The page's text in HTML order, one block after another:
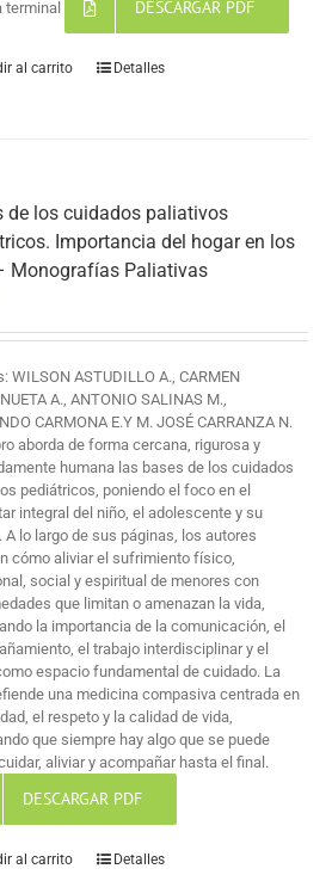
terminal DESCARGAR PDF
al carrito Detalles
de los cuidados paliativos
Importancia del hogar en los
Monografías Paliativas
WILSON ASTUDILLO A., CARMEN
A., ANTONIO SALINAS M.,
CARMONA E.Y M. JOSÉ CARRANZA N.
aborda de forma cercana, rigurosa y
humana las bases de los cuidados
pediátricos, poniendo el foco en el
integral del niño, el adolescente y su
A lo largo de sus páginas, los autores
cómo aliviar el sufrimiento físico,
social y espiritual de menores con
que limitan o amenazan la vida,
la importancia de la comunicación, el
el trabajo interdisciplinar y el
espacio fundamental de cuidado. La
una medicina compasiva centrada en
el respeto y la calidad de vida,
que siempre hay algo que se puede
aliviar y acompañar hasta el final.
DESCARGAR PDF
al carrito Detalles